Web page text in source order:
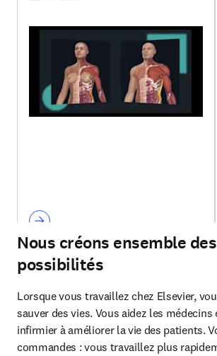
Nous créons ensemble des
possibilités
Lorsque vous travaillez chez Elsevier,
sauver des vies. Vous aidez les
infirmier à améliorer la vie des patients.
commandes : vous travaillez plus